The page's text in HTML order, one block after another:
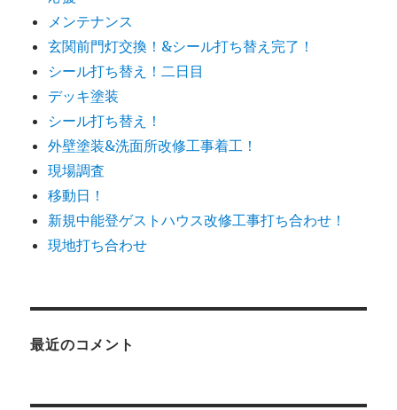
メンテナンス
玄関前門灯交換！&シール打ち替え完了！
シール打ち替え！二日目
デッキ塗装
シール打ち替え！
外壁塗装&洗面所改修工事着工！
現場調査
移動日！
新規中能登ゲストハウス改修工事打ち合わせ！
現地打ち合わせ
最近のコメント